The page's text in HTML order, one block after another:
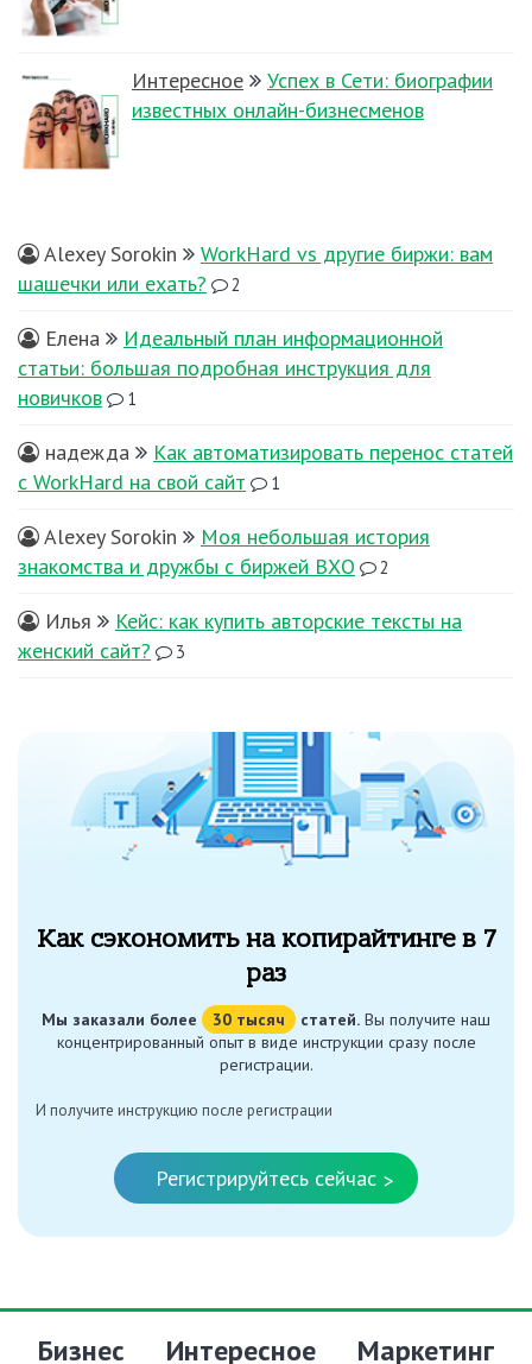
Интересное
Успех в Сети: биографии
известных онлайн-бизнесменов
Alexey Sorokin
WorkHard vs другие биржи: вам
шашечки или ехать?
2
Елена
Идеальный план информационной
статьи: большая подробная инструкция для
новичков
1
надежда
Как автоматизировать перенос статей
с WorkHard на свой сайт
1
Alexey Sorokin
Моя небольшая история
знакомства и дружбы с биржей ВХО
2
Илья
Кейс: как купить авторские тексты на
женский сайт?
3
Как сэкономить на копирайтинге в 7
раз
Мы заказали более 30 тысяч статей. Вы получите наш
концентрированный опыт в виде инструкции сразу после
регистрации.
И получите инструкцию после регистрации
Регистрируйтесь сейчас >
Бизнес Интересное Маркетинг